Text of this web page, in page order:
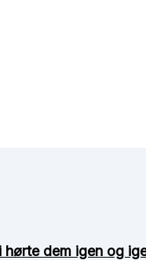
dem igen og